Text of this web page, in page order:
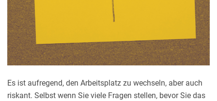
Es ist aufregend, den Arbeitsplatz zu wechseln, aber auch
riskant. Selbst wenn Sie viele Fragen stellen, bevor Sie das